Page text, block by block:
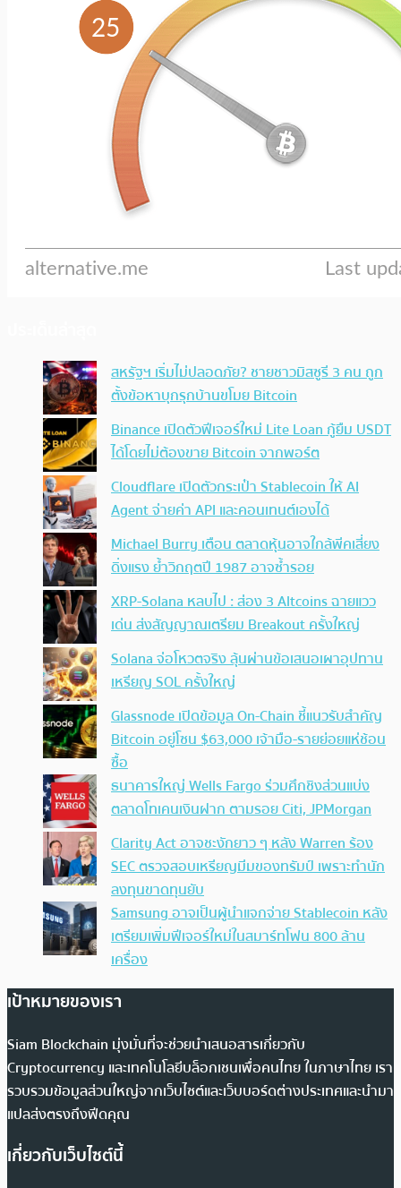
สหรัฐฯ เริ่มไม่ปลอดภัย? ชายชาวมิสซูรี 3 คน ถูก
ตั้งข้อหาบุกรุกบ้านขโมย Bitcoin
Binance เปิดตัวฟีเจอร์ใหม่ Lite Loan กู้ยืม USDT
ได้โดยไม่ต้องขาย Bitcoin จากพอร์ต
Cloudflare เปิดตัวกระเป๋า Stablecoin ให้ AI
Agent จ่ายค่า API และคอนเทนต์เองได้
Michael Burry เตือน ตลาดหุ้นอาจใกล้พีคเสี่ยง
ดิ่งแรง ย้ำวิกฤตปี 1987 อาจซ้ำรอย
XRP-Solana หลบไป : ส่อง 3 Altcoins ฉายแวว
เด่น ส่งสัญญาณเตรียม Breakout ครั้งใหญ่
Solana จ่อโหวตจริง ลุ้นผ่านข้อเสนอเผาอุปทาน
เหรียญ SOL ครั้งใหญ่
Glassnode เปิดข้อมูล On-Chain ชี้แนวรับสำคัญ
Bitcoin อยู่โซน $63,000 เจ้ามือ-รายย่อยแห่ช้อน
ซื้อ
ธนาคารใหญ่ Wells Fargo ร่วมศึกชิงส่วนแบ่ง
ตลาดโทเคนเงินฝาก ตามรอย Citi, JPMorgan
Clarity Act อาจชะงักยาว ๆ หลัง Warren ร้อง
SEC ตรวจสอบเหรียญมีมของทรัมป์ เพราะทำนัก
ลงทุนขาดทุนยับ
Samsung อาจเป็นผู้นำแจกจ่าย Stablecoin หลัง
เตรียมเพิ่มฟีเจอร์ใหม่ในสมาร์ทโฟน 800 ล้าน
เครื่อง
เป้าหมายของเรา
Siam Blockchain มุ่งมั่นที่จะช่วยนำเสนอสารเกี่ยวกับ
Cryptocurrency และเทคโนโลยีบล็อกเชนเพื่อคนไทย ในภาษาไทย เรา
รวบรวมข้อมูลส่วนใหญ่จากเว็บไซต์และเว็บบอร์ดต่างประเทศและนำมา
แปลส่งตรงถึงฟีดคุณ
เกี่ยวกับเว็บไซต์นี้